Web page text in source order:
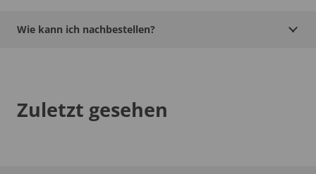
Wie kann ich nachbestellen?
Zuletzt gesehen